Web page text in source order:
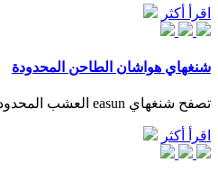
اقرأ أكثر
شنغهاي هواشان الطاحن المحدودة
تصفح شنغهاي easun العشب المحدودة على Alibaba. تسوق شنغهاي easun العشب المحدودة المتينة والمتعددة الوظائف المناسبة للاستخدامات المتنوعة.
اقرأ أكثر